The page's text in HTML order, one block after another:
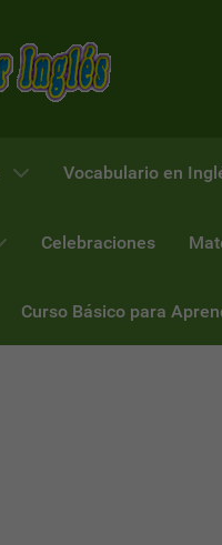
Vocabulario en
Celebraciones
Curso Básico para